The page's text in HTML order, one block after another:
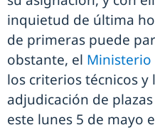
inquietud de última
de primeras puede
obstante, el Ministerio
los criterios técnicos y
adjudicación de plazas
este lunes 5 de mayo